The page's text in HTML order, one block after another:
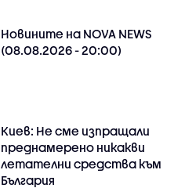
Новините на NOVA NEWS
(08.08.2026 - 20:00)
Киев: Не сме изпращали
преднамерено никакви
летателни средства към
България